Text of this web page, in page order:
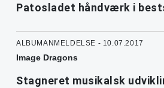
Patosladet håndværk i
ALBUMANMELDELSE - 10.07.2017
Image Dragons
Stagneret musikalsk